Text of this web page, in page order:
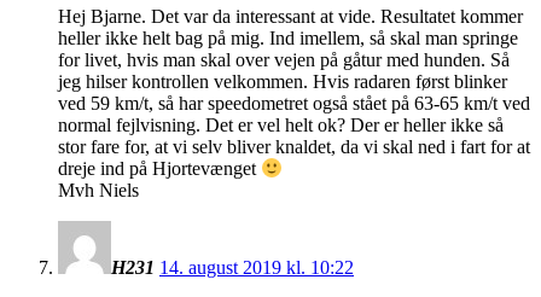
Hej Bjarne. Det var da interessant at vide. Resultatet kommer
heller ikke helt bag på mig. Ind imellem, så skal man springe
for livet, hvis man skal over vejen på gåtur med hunden. Så
jeg hilser kontrollen velkommen. Hvis radaren først blinker
ved 59 km/t, så har speedometret også stået på 63-65 km/t ved
normal fejlvisning. Det er vel helt ok? Der er heller ikke så
stor fare for, at vi selv bliver knaldet, da vi skal ned i fart for at
dreje ind på Hjortevænget
Mvh Niels
H231 14. august 2019 kl. 10:22